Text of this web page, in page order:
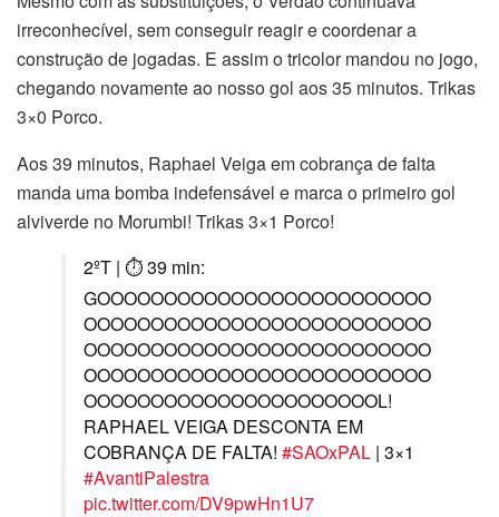
irreconhecível, sem conseguir reagir e coordenar a
construção de jogadas. E assim o tricolor mandou no jogo,
chegando novamente ao nosso gol aos 35 minutos. Trikas
3×0 Porco.
Aos 39 minutos, Raphael Veiga em cobrança de falta
manda uma bomba indefensável e marca o primeiro gol
alviverde no Morumbi! Trikas 3×1 Porco!
2ºT | ⏱ 39 min:
GOOOOOOOOOOOOOOOOOOOOOOOOO
OOOOOOOOOOOOOOOOOOOOOOOOOO
OOOOOOOOOOOOOOOOOOOOOOOOOO
OOOOOOOOOOOOOOOOOOOOOOOOOO
OOOOOOOOOOOOOOOOOOOOOOL!
RAPHAEL VEIGA DESCONTA EM
COBRANÇA DE FALTA! #SAOxPAL | 3×1
#AvantiPalestra
pic.twitter.com/DV9pwHn1U7